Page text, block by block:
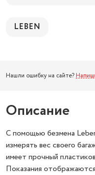
LEBEN
Нашли ошибку на сайте?
Описание
C помощью безмена
измерять вес своего
имеет прочный
Показания